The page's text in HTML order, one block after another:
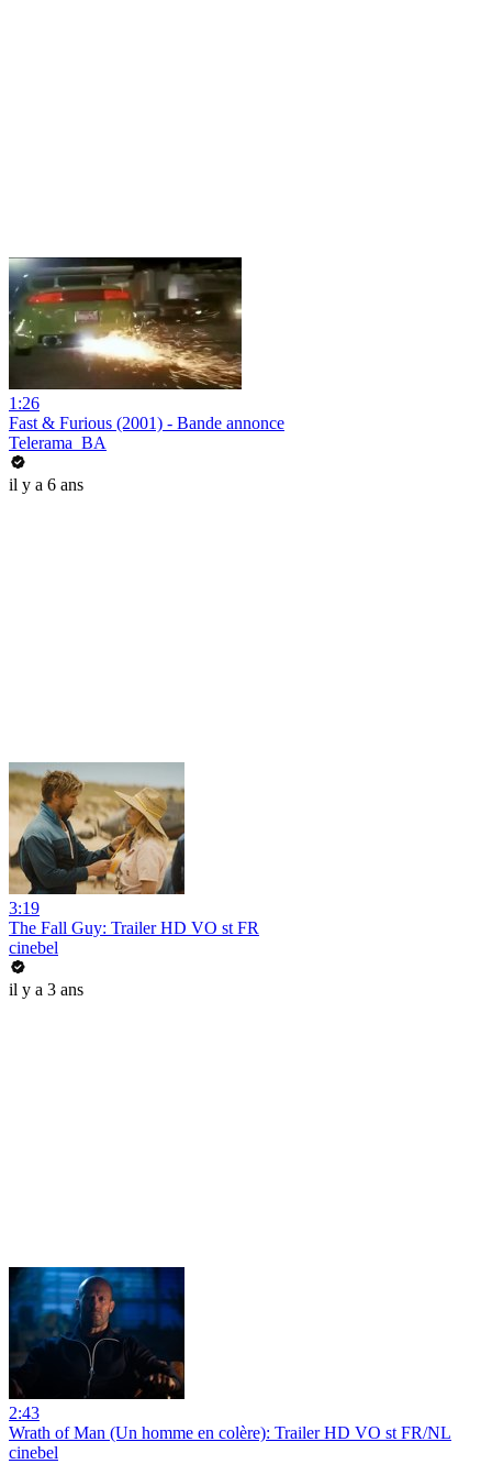
1:26
Fast & Furious (2001) - Bande annonce
Telerama_BA
il y a 6 ans
3:19
The Fall Guy: Trailer HD VO st FR
cinebel
il y a 3 ans
2:43
Wrath of Man (Un homme en colère): Trailer HD VO st FR/NL
cinebel